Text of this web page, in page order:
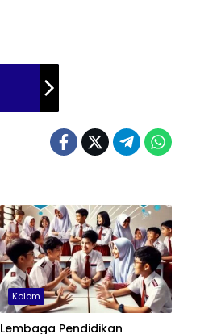
Kolom
Lembaga Pendidikan